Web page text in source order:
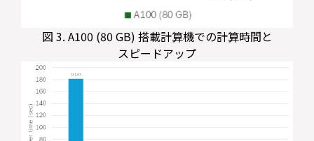
図 3. A100 (80 GB) 搭載計算機での計算時間と
スピードアップ